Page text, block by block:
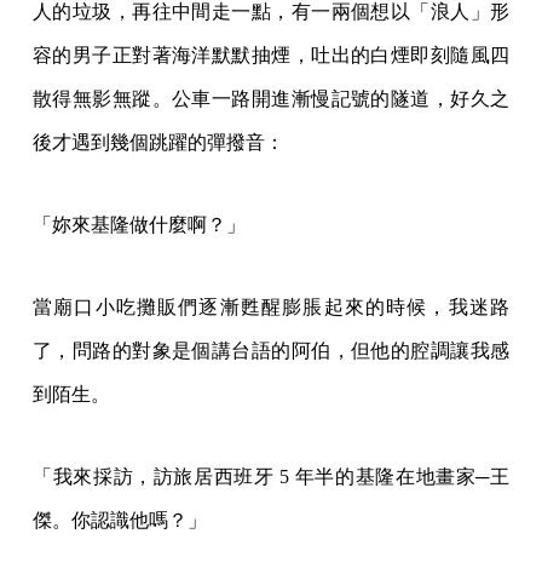
人的垃圾，再往中間走一點，有一兩個想以「浪人」形
容的男子正對著海洋默默抽煙，吐出的白煙即刻隨風四
散得無影無蹤。公車一路開進漸慢記號的隧道，好久之
後才遇到幾個跳躍的彈撥音：
「妳來基隆做什麼啊？」
當廟口小吃攤販們逐漸甦醒膨脹起來的時候，我迷路
了，問路的對象是個講台語的阿伯，但他的腔調讓我感
到陌生。
「我來採訪，訪旅居西班牙 5 年半的基隆在地畫家─王
傑。你認識他嗎？」